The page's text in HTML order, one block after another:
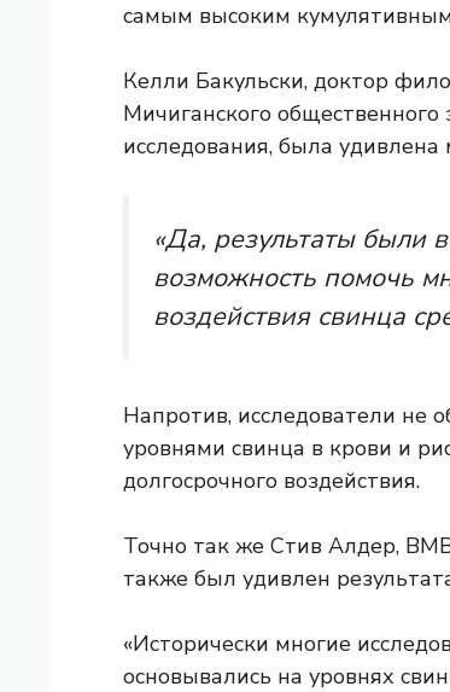
самым высоким
Келли Бакульски, доктор
Мичиганского
исследования, была
«Да, результаты были
возможность помочь
воздействия свинца
Напротив, исследователи не
уровнями свинца в крови и
долгосрочного воздействия.
Точно так же Стив Алдер,
также был удивлен
«Исторически многие
основывались на уровнях